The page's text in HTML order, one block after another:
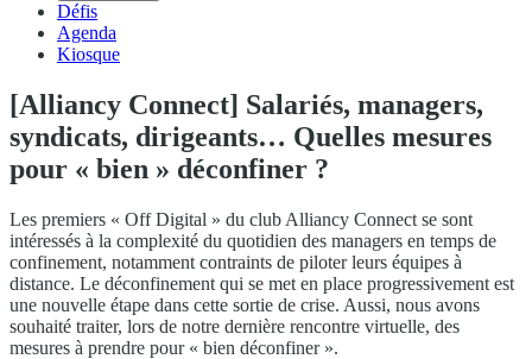
Défis
Agenda
Kiosque
[Alliancy Connect] Salariés, managers,
syndicats, dirigeants… Quelles mesures
pour « bien » déconfiner ?
Les premiers « Off Digital » du club Alliancy Connect se sont
intéressés à la complexité du quotidien des managers en temps de
confinement, notamment contraints de piloter leurs équipes à
distance. Le déconfinement qui se met en place progressivement est
une nouvelle étape dans cette sortie de crise. Aussi, nous avons
souhaité traiter, lors de notre dernière rencontre virtuelle, des
mesures à prendre pour « bien déconfiner ».